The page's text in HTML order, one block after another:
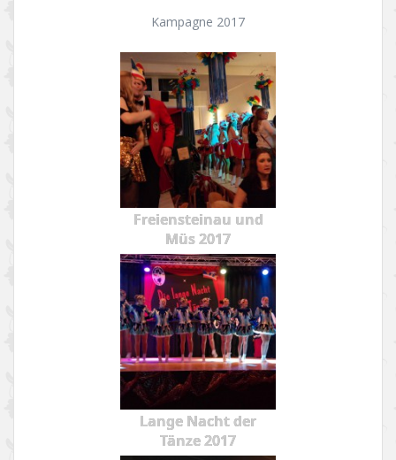
Kampagne 2017
Freiensteinau und
Müs 2017
Lange Nacht der
Tänze 2017